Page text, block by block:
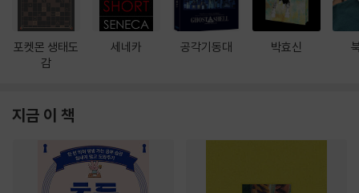
포켓몬 생태도
감
세네카 공각기동대 박효신
지금 이 책